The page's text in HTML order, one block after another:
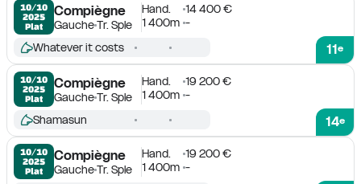
10/10
2025
Plat
Compiègne
GaucheTr. Sple
Hand.
14 400 €
1 400m -
11e
Whatever it costs
10/10
2025
Plat
Compiègne
GaucheTr. Sple
Hand.
19 200 €
1 400m -
14e
Shamasun
10/10
2025
Plat
Compiègne
GaucheTr. Sple
Hand.
19 200 €
1 400m -